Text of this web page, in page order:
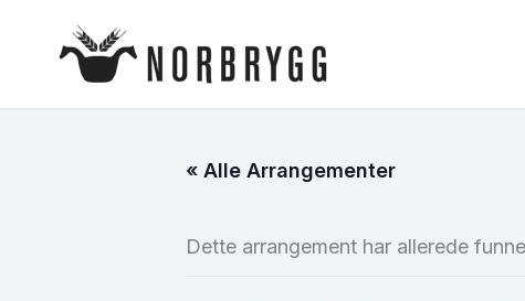
« Alle Arrangementer
Dette arrangement har allerede